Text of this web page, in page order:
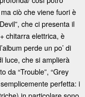
ciò che viene fuori è
che ci presenta il
chitarra elettrica, è
perde un po’ di
luce, che si amplierà
da “Trouble”, “Grey
perfetta: i